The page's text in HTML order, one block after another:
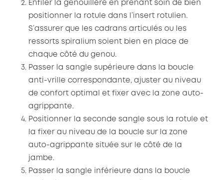
Enfiler la genouillère en prenant soin de bien
positionner la rotule dans l’insert rotulien.
S’assurer que les cadrans articulés ou les
ressorts spiralium soient bien en place de
chaque côté du genou.
Passer la sangle supérieure dans la boucle
anti-vrille correspondante, ajuster au niveau
de confort optimal et fixer avec la zone auto-
agrippante.
Positionner la seconde sangle sous la rotule et
la fixer au niveau de la boucle sur la zone
auto-agrippante située sur le côté de la
jambe.
Passer la sangle inférieure dans la boucle